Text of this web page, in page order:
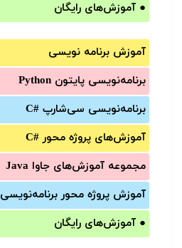
● آموزش‌های رایگان
آموزش برنامه نویسی
برنامه‌نویسی پایتون Python
برنامه‌‌نویسی سی‌شارپ C#‎
آموزش‌های پروژه محور #C
مجموعه آموزش‌های جاوا Java
آموزش‌ پروژه محور برنامه‌نویسی
● آموزش‌های رایگان